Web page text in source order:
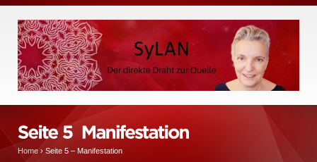
Home › Seite 5 – Manifestation